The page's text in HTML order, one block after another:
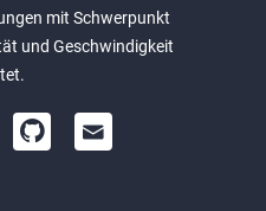
mit Schwerpunkt
und Geschwindigkeit